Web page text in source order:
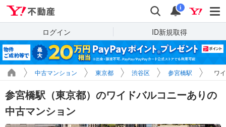
検索 通知
i
ログイン ID新規取得
中古マンション 東京都 渋谷区 参宮橋駅 ワ
参宮橋駅（東京都）のワイドバルコニーありの
中古マンション